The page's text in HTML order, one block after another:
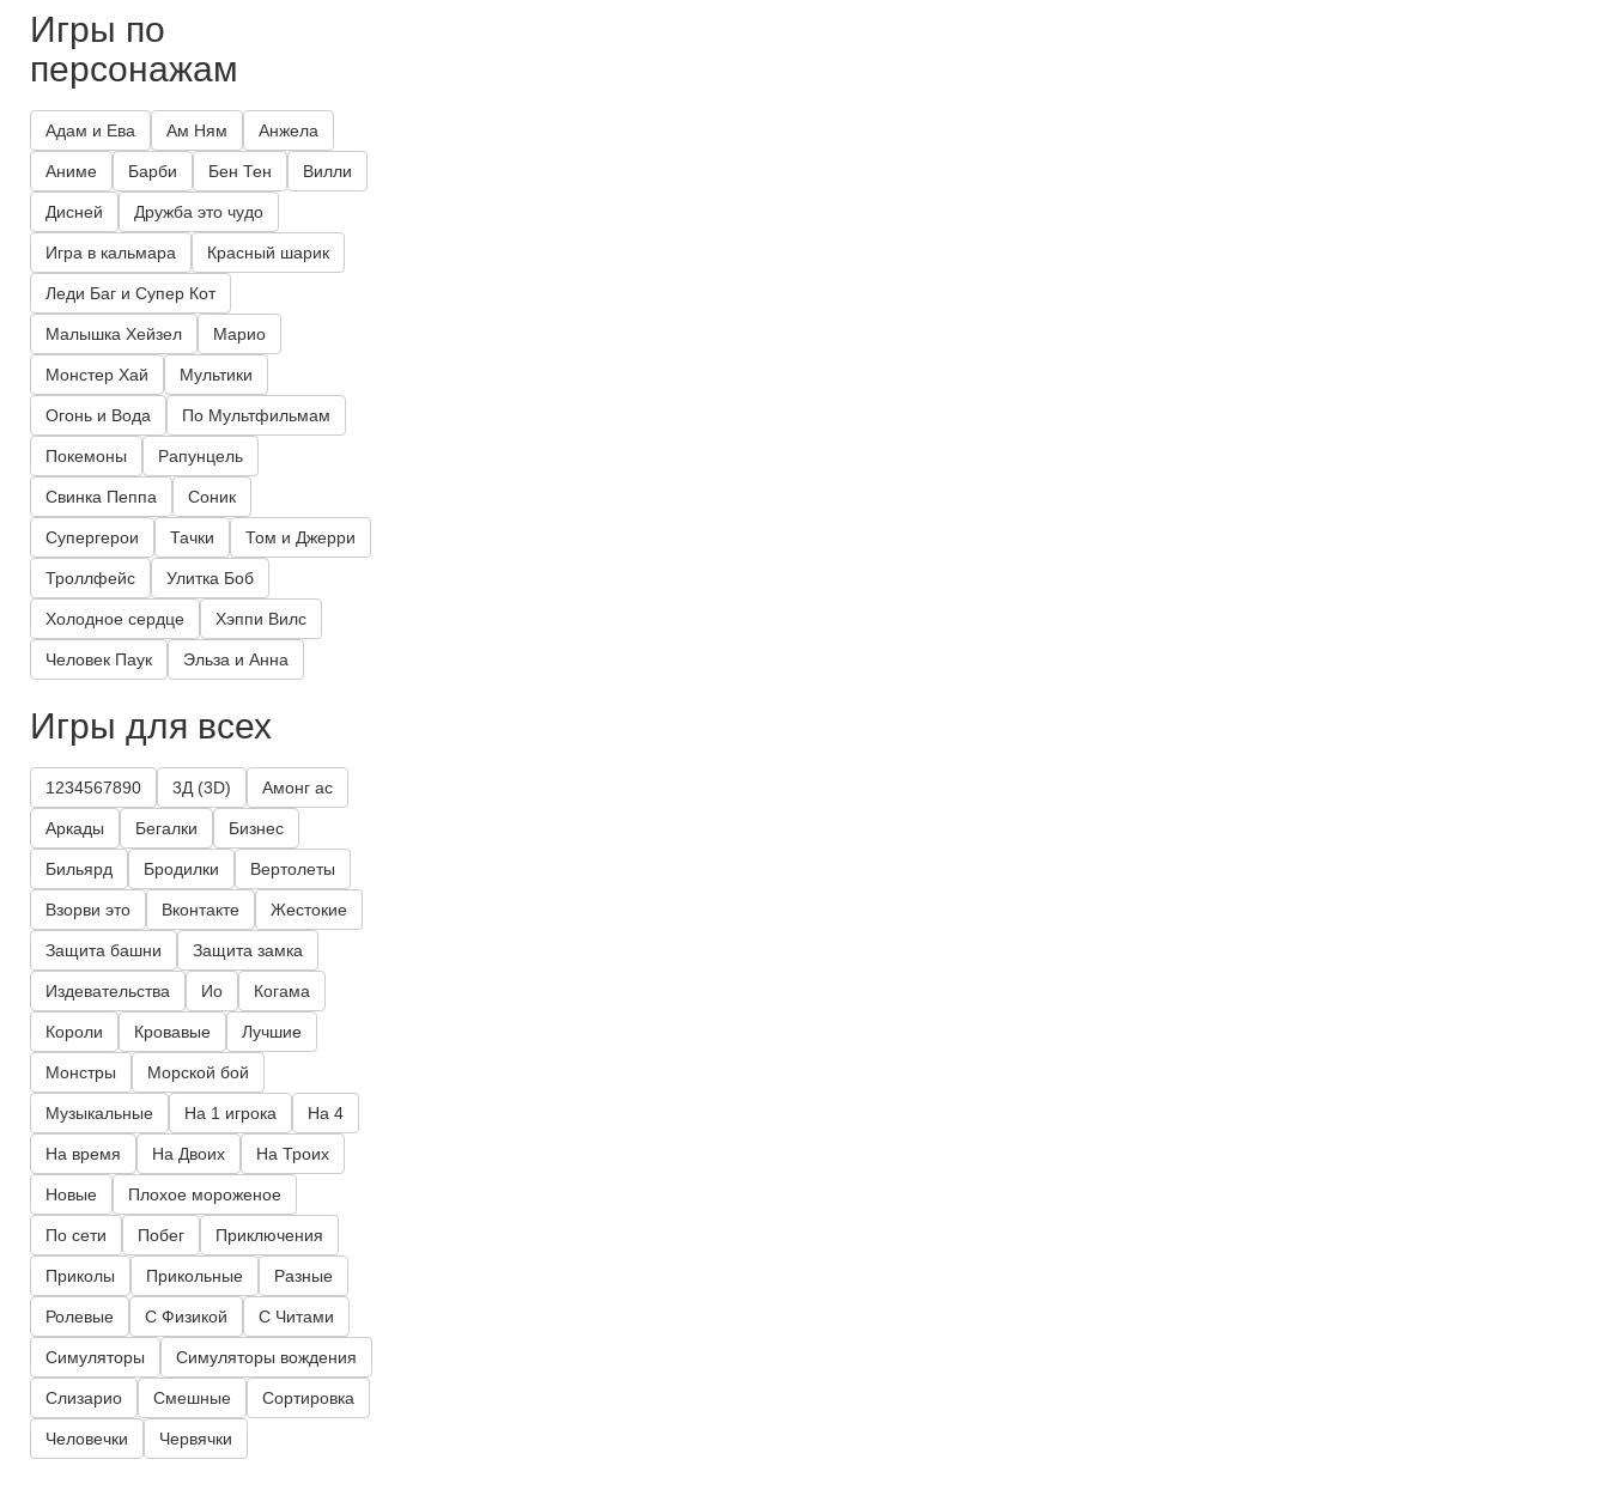
Игры по
персонажам
Адам и Ева Ам Ням Анжела
Аниме Барби Бен Тен Вилли
Дисней Дружба это чудо
Игра в кальмара Красный шарик
Леди Баг и Супер Кот
Малышка Хейзел Марио
Монстер Хай Мультики
Огонь и Вода По Мультфильмам
Покемоны Рапунцель
Свинка Пеппа Соник
Супергерои Тачки Том и Джерри
Троллфейс Улитка Боб
Холодное сердце Хэппи Вилс
Человек Паук Эльза и Анна
Игры для всех
1234567890 3Д (3D) Амонг ас
Аркады Бегалки Бизнес
Бильярд Бродилки Вертолеты
Взорви это Вконтакте Жестокие
Защита башни Защита замка
Издевательства Ио Когама
Короли Кровавые Лучшие
Монстры Морской бой
Музыкальные На 1 игрока На 4
На время На Двоих На Троих
Новые Плохое мороженое
По сети Побег Приключения
Приколы Прикольные Разные
Ролевые С Физикой С Читами
Симуляторы Симуляторы вождения
Слизарио Смешные Сортировка
Человечки Червячки